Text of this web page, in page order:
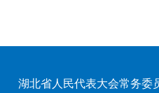
湖北省人民代表大会常务委